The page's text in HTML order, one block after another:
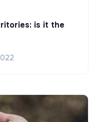
is it the